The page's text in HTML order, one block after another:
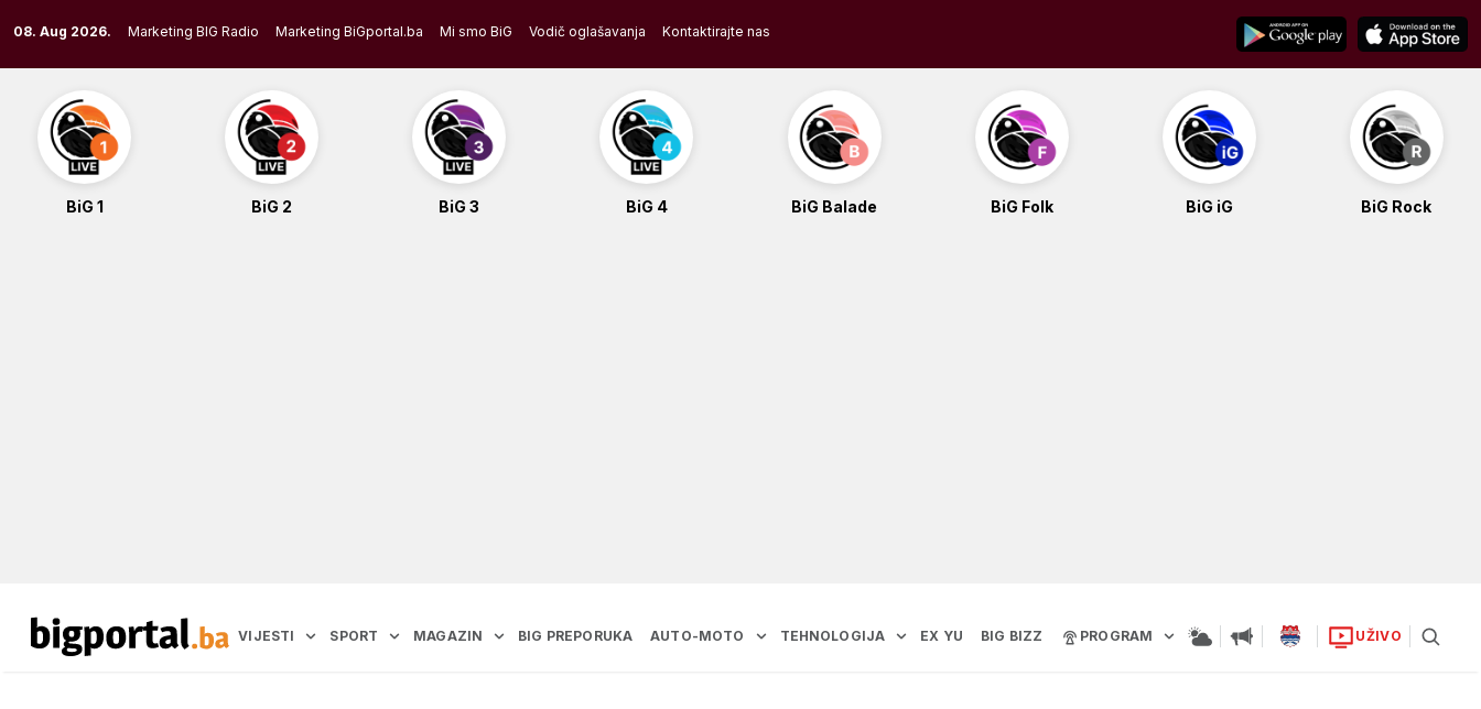
to
content
08. Aug 2026. Marketing BIG Radio Marketing BiGportal.ba Mi smo BiG Vodič oglašavanja Kontaktirajte nas
BiG 1 BiG 2 BiG 3 BiG 4 BiG Balade BiG Folk BiG iG BiG Rock
VIJESTI SPORT MAGAZIN BIG PREPORUKA AUTO-MOTO TEHNOLOGIJA EX YU BIG BIZZ PROGRAM UŽIVO